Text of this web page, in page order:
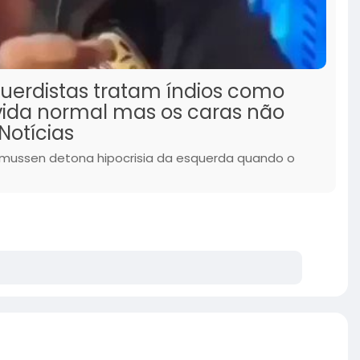
tratam índios como
normal mas os caras não
detona hipocrisia da esquerda quando o